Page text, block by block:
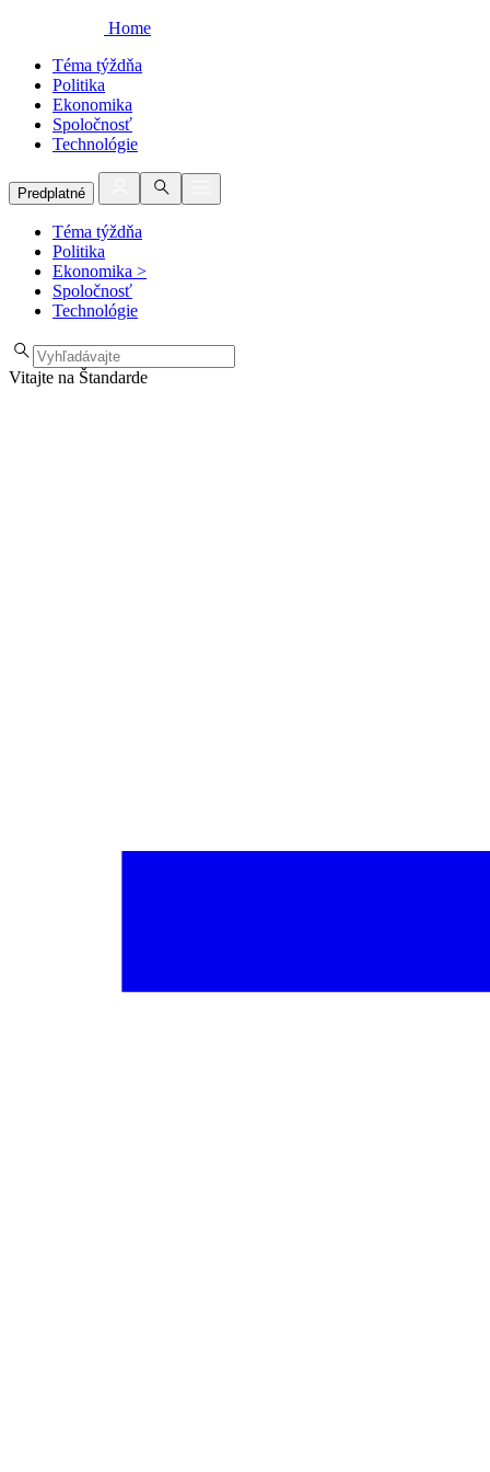
Home
Téma týždňa
Politika
Ekonomika
Spoločnosť
Technológie
Predplatné
Téma týždňa
Politika
Ekonomika >
Spoločnosť
Technológie
Vitajte na Štandarde